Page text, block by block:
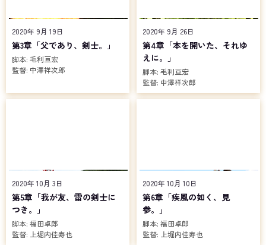
何があったというのか……!?
2020年 9月 19日
第3章「父であり、剣士。」
脚本: 毛利亘宏
監督: 中澤祥次郎
2020年 9月 26日
第4章「本を開いた、それゆ
えに。」
脚本: 毛利亘宏
監督: 中澤祥次郎
2020年 10月 3日
第5章「我が友、雷の剣士に
つき。」
脚本: 福田卓郎
監督: 上堀内佳寿也
2020年 10月 10日
第6章「疾風の如く、見
参。」
脚本: 福田卓郎
監督: 上堀内佳寿也